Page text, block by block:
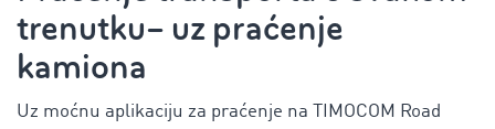
trenutku– uz praćenje
kamiona
Uz moćnu aplikaciju za praćenje na TIMOCOM Road